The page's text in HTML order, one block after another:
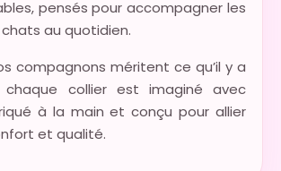
pensés pour accompagner les
au quotidien.
compagnons méritent ce qu’il y a
chaque collier est imaginé avec
à la main et conçu pour allier
et qualité.